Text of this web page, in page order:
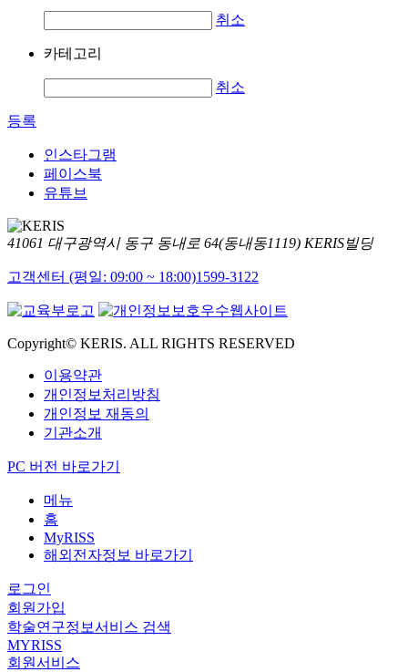
취소
카테고리
취소
등록
인스타그램
페이스북
유튜브
41061 대구광역시 동구 동내로 64(동내동1119) KERIS빌딩
고객센터 (평일: 09:00 ~ 18:00)1599-3122
Copyright© KERIS. ALL RIGHTS RESERVED
이용약관
개인정보처리방침
개인정보 재동의
기관소개
PC 버전 바로가기
메뉴
홈
MyRISS
해외전자정보 바로가기
로그인
회원가입
학술연구정보서비스 검색
MYRISS
회원서비스